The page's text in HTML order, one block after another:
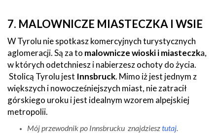
7. MALOWNICZE MIASTECZKA I WSIE
W Tyrolu nie spotkasz komercyjnych turystycznych
aglomeracji. Są za to malownicze wioski i miasteczka,
w których odetchniesz i nabierzesz ochoty do życia.
Stolicą Tyrolu jest Innsbruck. Mimo iż jest jednym z
większych i nowocześniejszych miast, nie zatracił
górskiego uroku i jest idealnym wzorem alpejskiej
metropolii.
Mój przewodnik po Innsbrucku znajdziesztutaj